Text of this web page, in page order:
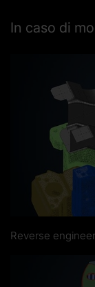
In caso di
Reverse